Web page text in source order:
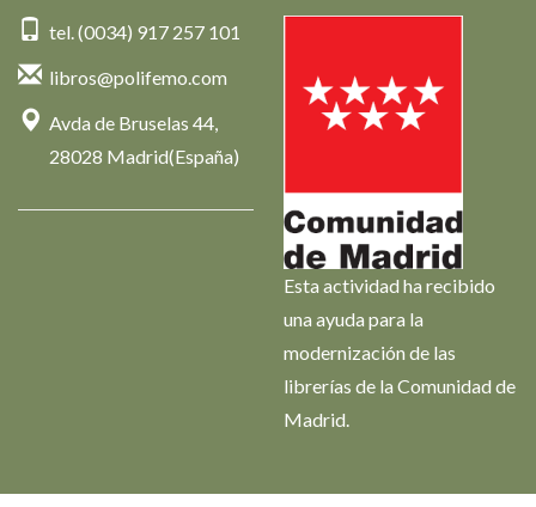
tel. (0034) 917 257 101
libros@polifemo.com
Avda de Bruselas 44,
28028 Madrid(España)
Esta actividad ha recibido
una ayuda para la
modernización de las
librerías de la Comunidad de
Madrid.